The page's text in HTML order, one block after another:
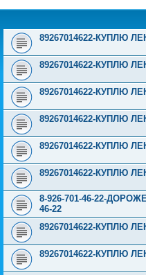
89267014622-КУПЛЮ
89267014622-КУПЛЮ
89267014622-КУПЛЮ
89267014622-КУПЛЮ
89267014622-КУПЛЮ
89267014622-КУПЛЮ
8-926-701-46-22-
46-22
89267014622-КУПЛЮ
89267014622-КУПЛЮ